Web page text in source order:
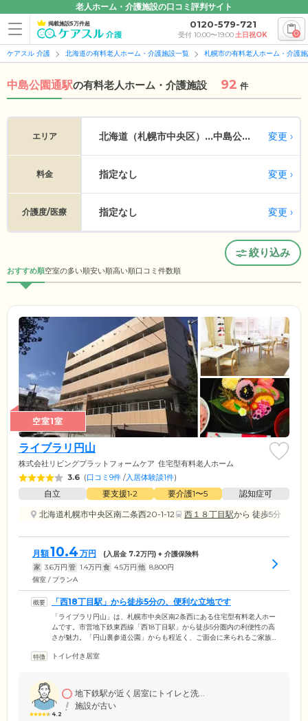
老人ホーム・介護施設の口コミ評判サイト
掲載施設5万件超 0120-579-721
受付 10:00〜19:00土日祝OK 0
ケアスル 介護 北海道の有料老人ホーム・介護施設一覧 札幌市の有料老人ホーム・介護
中島公園通駅の有料老人ホーム・介護施設 92 件
エリア 北海道（札幌市中央区）...中島公園通 変更
料金 指定なし 変更
介護度/医療 指定なし 変更
絞り込み
おすすめ順空室の多い順安い順高い順口コミ件数順
空室1室
ライブラリ円山
株式会社リビングプラットフォームケア 住宅型有料老人ホーム
3.6 (口コミ9件 /入居体験談1件)
自立 要支援1•2 要介護1〜5
認知症可
北海道札幌市中央区南二条西20-1-12
西１８丁目駅から 徒歩5分
月額10.4 万円 (入居金 7.2万円) + 介護保険料
家 3.6万円 管 1.4万円 食 4.5万円 他 8,800円
個室 / プランA
「西18丁目駅」から徒歩5分の、便利な立地です
「ライブラリ円山」は、札幌市中央区南2条西にある住宅型有料老人ホー
ムです。市営地下鉄東西線「西18丁目駅」から徒歩5分圏内の利便性の高
さが魅力。「円山裏参道公園」からも程近く、ご面会に来られるご家族
ので、ぜひお気軽にお立ち寄りください。当ホームでは、 ご入居者様・
ー構造の快適な住まいで、新生活をお楽しみください。
トイレ付き居室
4.2
地下鉄駅が近く居室にトイレと洗...
施設が古い